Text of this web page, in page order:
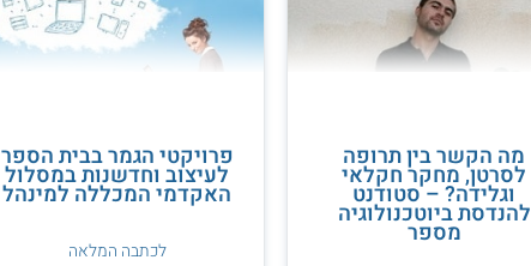
מה הקשר בין תרופה
לסרטן, מחקר חקלאי
וגלידה? – סטודנט
להנדסת ביוטכנולוגיה
מספר
פרויקטי הגמר בבית הספר
לעיצוב וחדשנות במסלול
האקדמי המכללה למינהל
לכתבה המלאה